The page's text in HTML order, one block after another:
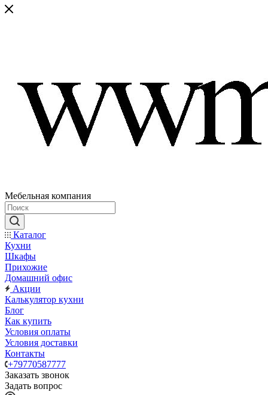
Мебельная компания
Каталог
Кухни
Шкафы
Прихожие
Домашний офис
Акции
Калькулятор кухни
Блог
Как купить
Условия оплаты
Условия доставки
Контакты
+79770587777
Заказать звонок
Задать вопрос